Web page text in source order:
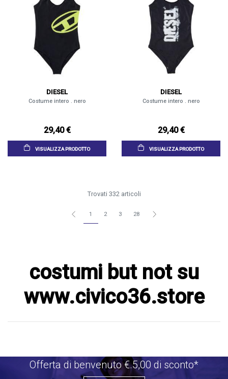
DIESEL
Costume intero . nero
29,40 €
VISUALIZZA PRODOTTO
DIESEL
Costume intero . nero
29,40 €
VISUALIZZA PRODOTTO
Trovati 332 articoli
1 2 3 28
costumi but not su
www.civico36.store
Offerta di benvenuto €.5,00 di sconto*